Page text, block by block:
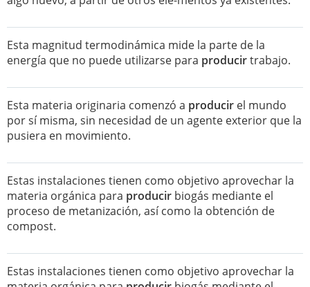
Esta magnitud termodinámica mide la parte de la
energía que no puede utilizarse para producirtrabajo.
Esta materia originaria comenzó a producir el mundo
por sí misma, sin necesidad de un agente exterior que la
pusiera en movimiento.
Estas instalaciones tienen como objetivo aprovechar la
materia orgánica para producir biogás mediante el
proceso de metanización, así como la obtención de
compost.
Estas instalaciones tienen como objetivo aprovechar la